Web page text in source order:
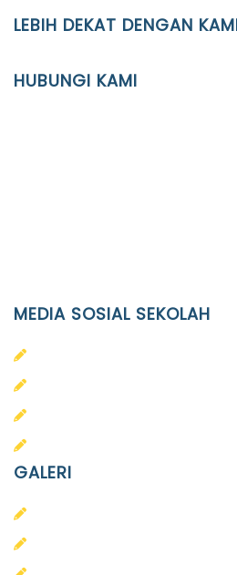
LEBIH DEKAT DENGAN
HUBUNGI KAMI
MEDIA SOSIAL SEKOLAH
GALERI